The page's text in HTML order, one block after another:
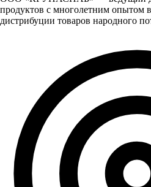
продуктов с многолетним опытом
дистрибуции товаров народного